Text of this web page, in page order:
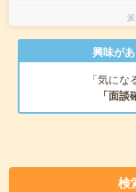
興味が
「気に
「面談
検